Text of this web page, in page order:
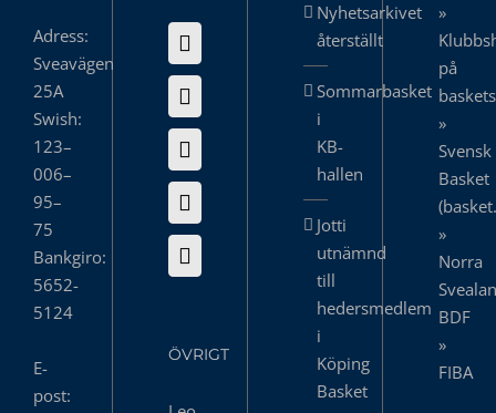
Adress:
Sveavägen
25A
Swish:
123–
006–
95–
75
Bankgiro:
5652-
5124
E-
post:
ÖVRIGT
Nyhetsarkivet
återställt
Sommarbasket
i
KB-
hallen
Jotti
utnämnd
till
hedersmedlem
i
Köping
Basket
»
på
»
Svensk
Basket
»
Norra
BDF
»
FIBA